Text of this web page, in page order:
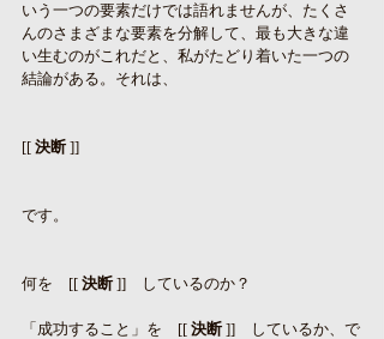
いう一つの要素だけでは語れませんが、たくさ
んのさまざまな要素を分解して、最も大きな違
い生むのがこれだと、私がたどり着いた一つの
結論がある。それは、
[[ 決断 ]]
です。
何を　[[ 決断 ]]　しているのか？
「成功すること」を　[[ 決断 ]]　しているか、で